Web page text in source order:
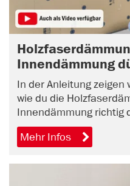
Innendämmung
In der Anleitung
wie du die
Innendämmung richtig
Mehr Infos